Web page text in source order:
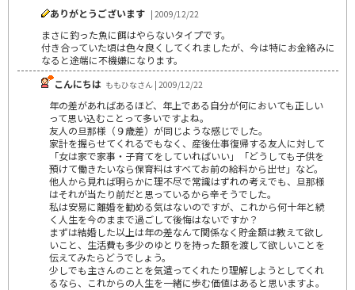
ありがとうございます | 2009/12/22
まさに釣った魚に餌はやらないタイプです。
付き合っていた頃は色々良くしてくれましたが、今は特にお金絡みに
なると途端に不機嫌になります。
こんにちは ももひなさん | 2009/12/22
年の差があればあるほど、年上である自分が何においても正しい
って思い込むことって多いですよね。
友人の旦那様（９歳差）が同じような感じでした。
家計を握らせてくれるでもなく、産後仕事復帰する友人に対して
「女は家で家事・子育てをしていればいい」「どうしても子供を
預けて働きたいなら保育料はすべてお前の給料から出せ」など。
他人から見れば明らかに理不尽で常識はずれの考えでも、旦那様
はそれが当たり前だと思っているから辛そうでした。
私は安易に離婚を勧める気はないのですが、これから何十年と続
く人生を今のままで過ごして後悔はないですか？
まずは結婚した以上は年の差なんて関係なく貯金額は教えて欲し
いこと、生活費も多少のゆとりを持った額を渡して欲しいことを
伝えてみたらどうでしょう。
少しでも主さんのことを気遣ってくれたり理解しようとしてくれ
るなら、これからの人生を一緒に歩む価値はあると思いますよ。